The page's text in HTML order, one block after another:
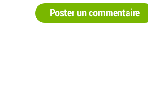
Poster un commentaire